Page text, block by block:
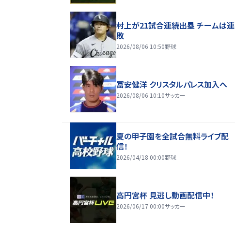
村上が21試合連続出塁 チームは連
敗
2026/08/06 10:50野球
冨安健洋 クリスタルパレス加入へ
2026/08/06 10:10サッカー
夏の甲子園を全試合無料ライブ配
信！
2026/04/18 00:00野球
高円宮杯 見逃し動画配信中！
2026/06/17 00:00サッカー